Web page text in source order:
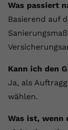
Was passiert
Basierend auf
Kann ich den
Ja, als
wählen.
Was ist, wenn